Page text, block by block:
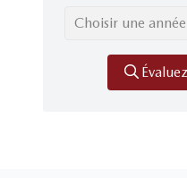
Choisir une année